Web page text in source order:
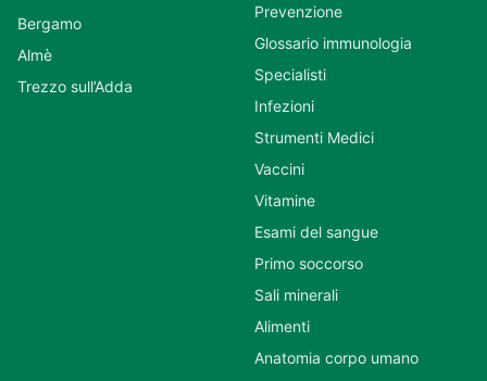
Bergamo
Almè
Trezzo sull’Adda
Prevenzione
Glossario immunologia
Specialisti
Infezioni
Strumenti Medici
Vaccini
Vitamine
Esami del sangue
Primo soccorso
Sali minerali
Alimenti
Anatomia corpo umano